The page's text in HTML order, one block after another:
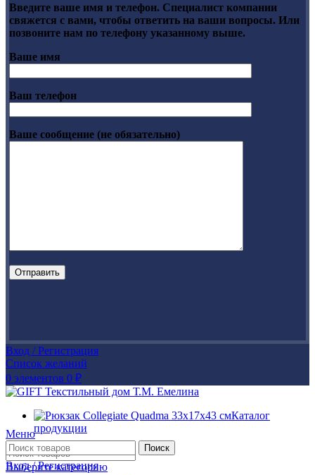
Введите ваше имя и телефон. Специалист компании
свяжется с вами, чтобы ответить на ваши вопросы. Или
позвоните нам по телефону указанному выше.
Ваше имя
Ваш телефон
Ваше сообщение (не обязательно)
Вход / Регистрация
Список желаний
0 элементов 0 ₽
Каталог
продукции
Выберите категорию
Меню
Поиск
Вход / Регистрация